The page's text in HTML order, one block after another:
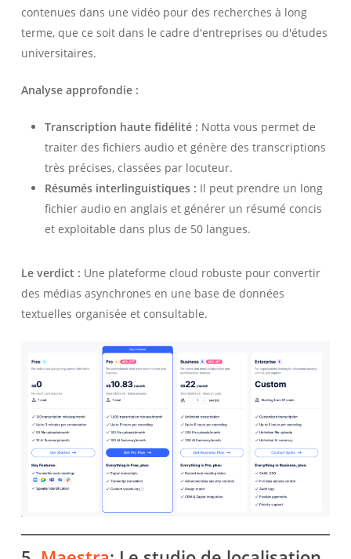
contenues dans une vidéo pour des recherches à long
terme, que ce soit dans le cadre d'entreprises ou d'études
universitaires.
Analyse approfondie :
Transcription haute fidélité : Notta vous permet de
traiter des fichiers audio et génère des transcriptions
très précises, classées par locuteur.
Résumés interlinguistiques : Il peut prendre un long
fichier audio en anglais et générer un résumé concis
et exploitable dans plus de 50 langues.
Le verdict : Une plateforme cloud robuste pour convertir
des médias asynchrones en une base de données
textuelles organisée et consultable.